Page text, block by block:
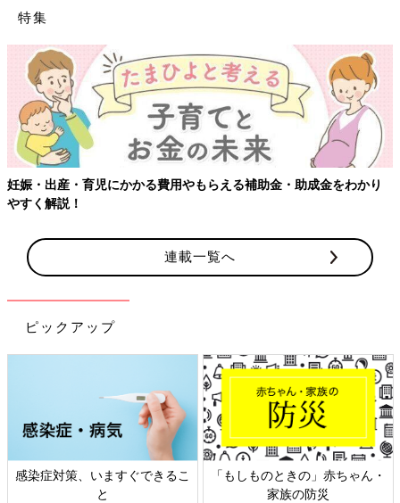
特集
妊娠・出産・育児にかかる費用やもらえる補助金・助成金をわかり
やすく解説！
連載一覧へ
ピックアップ
感染症対策、いますぐできるこ
と
「もしものときの」赤ちゃん・
家族の防災